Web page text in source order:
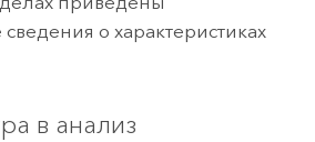
о характеристиках
в анализ